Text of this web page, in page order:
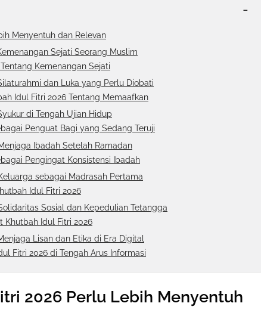
-
Menyentuh dan Relevan
Sejati Seorang Muslim
Kemenangan Sejati
dan Luka yang Perlu Diobati
Idul Fitri 2026 Tentang Memaafkan
di Tengah Ujian Hidup
Penguat Bagi yang Sedang Teruji
Ibadah Setelah Ramadan
Pengingat Konsistensi Ibadah
sebagai Madrasah Pertama
Idul Fitri 2026
Sosial dan Kepedulian Tetangga
Khutbah Idul Fitri 2026
Lisan dan Etika di Era Digital
Fitri 2026 di Tengah Arus Informasi
2026 Perlu Lebih Menyentuh